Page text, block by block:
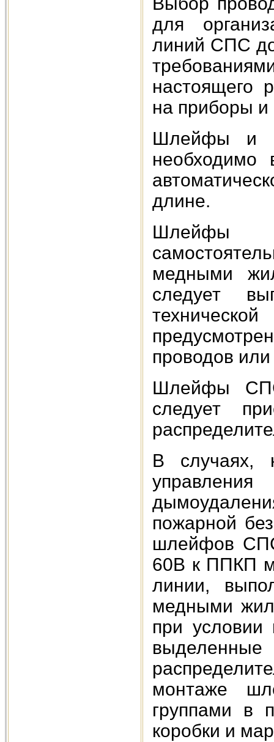
для
линий СПС
настоящего
на приборы
Шлейфы и
необходимо
длине.
Шлейфы
медными
следует
проводов
Шлейфы
следует
В случаях,
пожарной
шлейфов
60В к ППКП
линии,
медными
при условии
монтаже
группами в
коробки и